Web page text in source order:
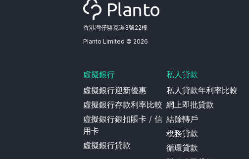
香港灣仔駱克道3號22樓
Planto Limited © 2026
虛擬銀行
虛擬銀行迎新優惠
虛擬銀行存款利率比較
虛擬銀行銀扣賬卡 / 信
用卡
虛擬銀行貸款
私人貸款
私人貸款年利率比較
網上即批貸款
結餘轉戶
稅務貸款
循環貸款